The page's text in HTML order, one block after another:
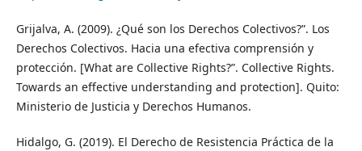
Grijalva, A. (2009). ¿Qué son los Derechos Colectivos?”. Los
Derechos Colectivos. Hacia una efectiva comprensión y
protección. [What are Collective Rights?”. Collective Rights.
Towards an effective understanding and protection]. Quito:
Ministerio de Justicia y Derechos Humanos.
Hidalgo, G. (2019). El Derecho de Resistencia Práctica de la